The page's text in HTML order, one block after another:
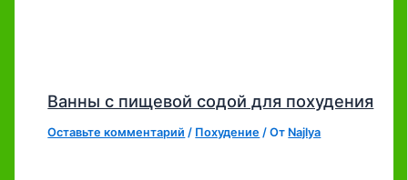
Ванны с пищевой содой для похудения
Оставьте комментарий / Похудение / От Najlya